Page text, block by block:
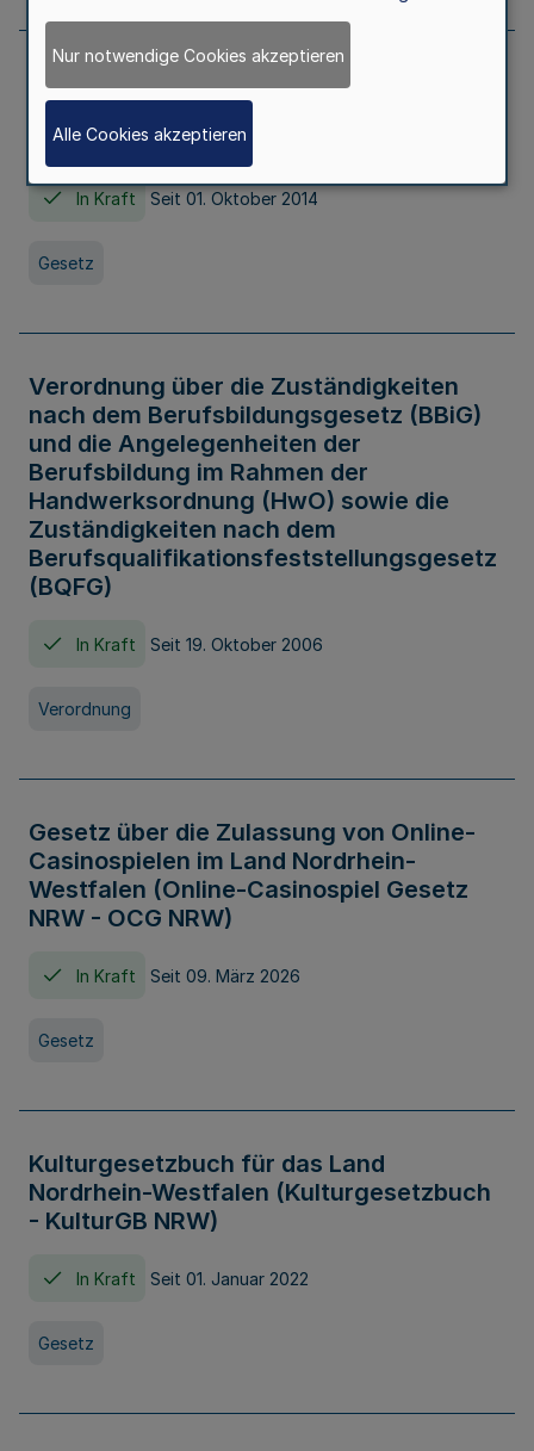
Gesetz über die Hochschulen des Landes
Nordrhein-Westfalen (Hochschulgesetz -
HG)
In Kraft Seit 01. Oktober 2014
Gesetz
Verordnung über die Zuständigkeiten
nach dem Berufsbildungsgesetz (BBiG)
und die Angelegenheiten der
Berufsbildung im Rahmen der
Handwerksordnung (HwO) sowie die
Zuständigkeiten nach dem
Berufsqualifikationsfeststellungsgesetz
(BQFG)
In Kraft Seit 19. Oktober 2006
Verordnung
Gesetz über die Zulassung von Online-
Casinospielen im Land Nordrhein-
Westfalen (Online-Casinospiel Gesetz
NRW - OCG NRW)
In Kraft Seit 09. März 2026
Gesetz
Kulturgesetzbuch für das Land
Nordrhein-Westfalen (Kulturgesetzbuch
- KulturGB NRW)
In Kraft Seit 01. Januar 2022
Gesetz
Nur notwendige Cookies akzeptieren
Alle Cookies akzeptieren